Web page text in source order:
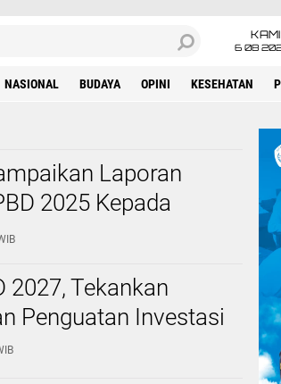
6 08
NASIONAL BUDAYA OPINI KESEHATAN
Laporan
2025 Kepada
2027, Tekankan
Penguatan Investasi